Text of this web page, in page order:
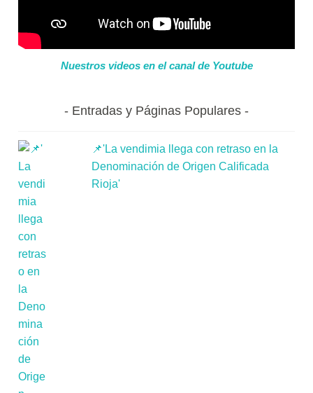
Nuestros videos en el canal de Youtube
Entradas y Páginas Populares
📌'La vendimia llega con retraso en la
Denominación de Origen Calificada
Rioja'